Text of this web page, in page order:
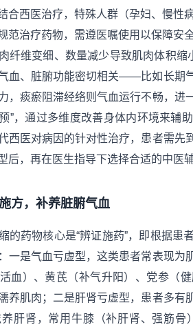
合西医治疗，特殊人群（孕妇、慢性
范治疗药物，需遵医嘱使用以保障安
纤维变细、数量减少导致肌肉体积缩
血、脏腑功能密切相关——比如长期
，痰瘀阻滞经络则气血运行不畅，进
预”，通过多维度改善身体内环境来
西医对病因的针对性治疗，患者需先
后，再在医生指导下选择合适的中医辅
方，补养脏腑气血
的药物核心是“辨证施药”，即根据
一是气血亏虚型，这类患者常表现为
血）、黄芪（补气升阳）、党参（
养肌肉；二是肝肾亏虚型，患者多有
肝肾，常用牛膝（补肝肾、强筋